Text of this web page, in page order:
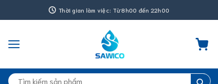
qua
dung
Thời gian làm việc: Từ 8h00 đến 22h00
Tìm